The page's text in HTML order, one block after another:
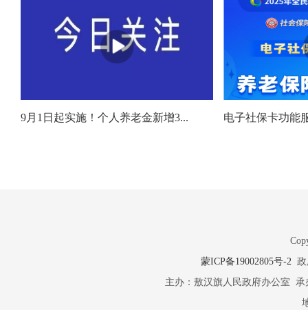
9月1日起实施！个人养老金新增3... 电子社保卡功能
蒙ICP备19002805号-2 政
主办：敖汉旗人民政府办公室